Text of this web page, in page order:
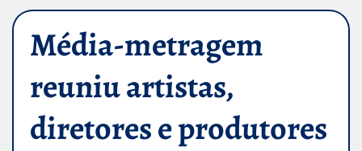
Média-metragem
reuniu artistas,
diretores e produtores